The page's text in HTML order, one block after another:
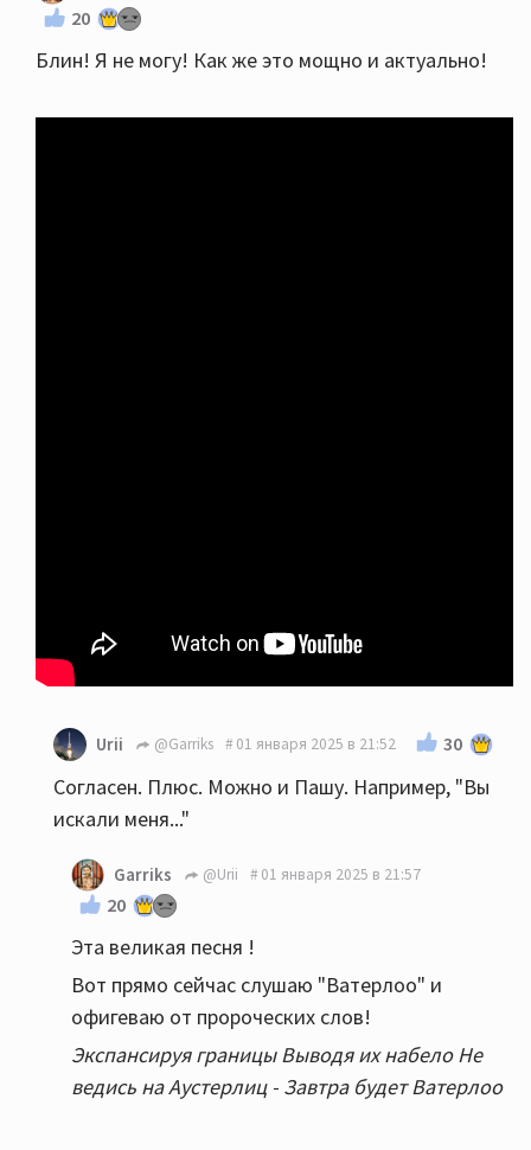
20
Блин! Я не могу! Как же это мощно и актуально!
Urii @Garriks 01 января 2025 в 21:52 30
Согласен. Плюс. Можно и Пашу. Например, "Вы
искали меня..."
Garriks @Urii 01 января 2025 в 21:57
20
Эта великая песня !
Вот прямо сейчас слушаю "Ватерлоо" и
офигеваю от пророческих слов!
Экспансируя границы Выводя их набело Не
ведись на Аустерлиц - Завтра будет Ватерлоо